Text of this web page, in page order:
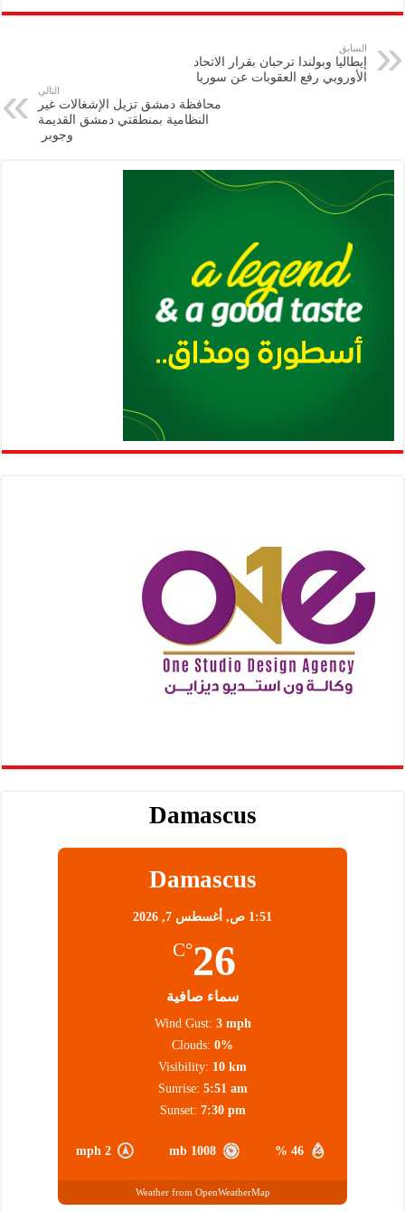
p
y
Li
eb
k
tt
nt
at
A
p
p
gr
ai
ar
السابق
إيطاليا وبولندا ترحبان بقرار الاتحاد
الأوروبي رفع العقوبات عن سوريا
التالي
محافظة دمشق تزيل الإشغالات غير
النظامية بمنطقتي دمشق القديمة
وجوبر ‏
Damascus
Damascus
1:51 ص, أغسطس 7, 2026
26
°C
سماء صافية
46 %
1008 mb
2 mph
Wind Gust: 3 mph
Clouds: 0%
Visibility: 10 km
Sunrise: 5:51 am
Sunset: 7:30 pm
Weather from OpenWeatherMap